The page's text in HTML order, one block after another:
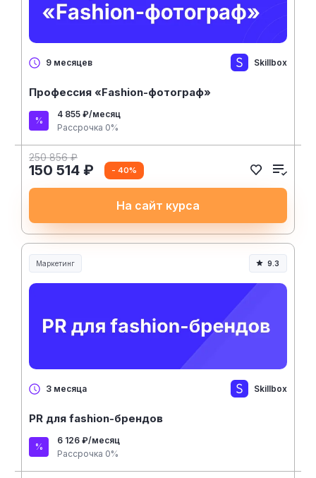
9 месяцев Skillbox
Профессия «Fashion-фотограф»
4 855 ₽/месяц
Рассрочка 0%
250 856 ₽
150 514 ₽ - 40%
На сайт курса
Маркетинг 9.3
3 месяца Skillbox
PR для fashion-брендов
6 126 ₽/месяц
Рассрочка 0%